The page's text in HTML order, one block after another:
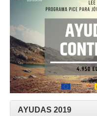
AYUDAS 2019